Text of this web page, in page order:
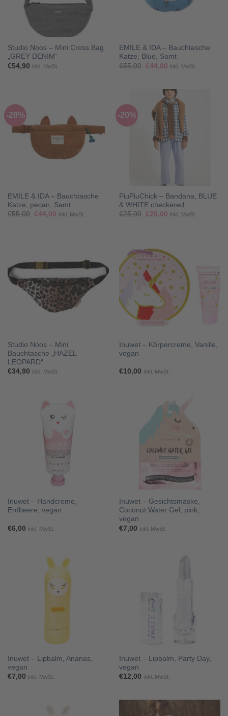
Studio Noos – Mini Cross Bag
„GREY DENIM“
€54,90 inkl. MwSt.
EMILE & IDA – Bauchtasche
Katze, Blue, Samt
€55,00 Ursprünglicher
€44,00Aktueller
inkl. MwSt.
-20%
EMILE & IDA – Bauchtasche
Katze, pecan, Samt
€55,00 Ursprünglicher
€44,00Aktueller
inkl. MwSt.
-20%
PiuPiuChick – Bandana, BLUE
& WHITE checkered
€25,00 Ursprünglicher
€20,00Aktueller
inkl. MwSt.
Studio Noos – Mini
Bauchtasche „HAZEL
LEOPARD“
€34,90 inkl. MwSt.
Inuwet – Körpercreme, Vanille,
vegan
€10,00 inkl. MwSt.
Inuwet – Handcreme,
Erdbeere, vegan
€6,00 inkl. MwSt.
Inuwet – Gesichtsmaske,
Coconut Water Gel, pink,
vegan
€7,00 inkl. MwSt.
Inuwet – Lipbalm, Ananas,
vegan
€7,00 inkl. MwSt.
Inuwet – Lipbalm, Party Day,
vegan
€12,00 inkl. MwSt.